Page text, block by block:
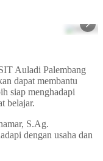
SMPIT
Auladi Palembang
dapat membantu
siap menghadapi
belajar.
S.Ag.
dengan usaha dan